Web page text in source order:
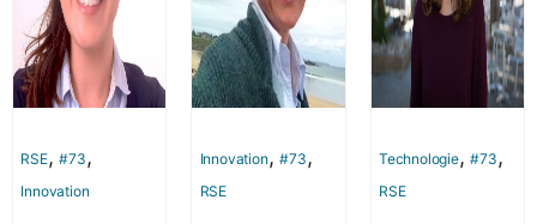
RSE, #73 ,
Innovation
Innovation , #73 ,
RSE
Technologie, #73 ,
RSE